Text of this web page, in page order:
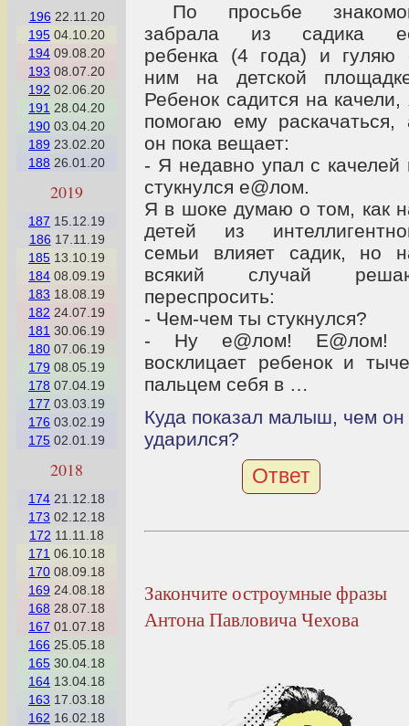
196 22.11.20
195 04.10.20
194 09.08.20
193 08.07.20
192 02.06.20
191 28.04.20
190 03.04.20
189 23.02.20
188 26.01.20
2019
187 15.12.19
186 17.11.19
185 13.10.19
184 08.09.19
183 18.08.19
182 24.07.19
181 30.06.19
180 07.06.19
179 08.05.19
178 07.04.19
177 03.03.19
176 03.02.19
175 02.01.19
2018
174 21.12.18
173 02.12.18
172 11.11.18
171 06.10.18
170 08.09.18
169 24.08.18
168 28.07.18
167 01.07.18
166 25.05.18
165 30.04.18
164 13.04.18
163 17.03.18
162 16.02.18
По просьбе
забрала из садика
ребенка (4 года) и гуляю
ним на детской
Ребенок садится на качели,
помогаю ему раскачаться,
он пока вещает:
- Я недавно упал с качелей
стукнулся е@лом.
Я в шоке думаю о том, как
детей из
семьи влияет садик, но
всякий случай
переспросить:
- Чем-чем ты стукнулся?
- Ну е@лом! Е@лом!
восклицает ребенок и
пальцем себя в …
Куда показал малыш, чем он
ударился?
Ответ
Закончите остроумные фразы
Антона Павловича Чехова